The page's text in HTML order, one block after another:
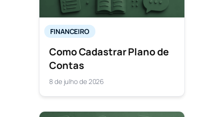
FINANCEIRO
Como Cadastrar Plano de
Contas
8 de julho de 2026